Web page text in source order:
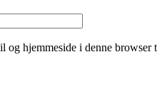
og hjemmeside i denne browser